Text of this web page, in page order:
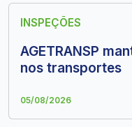
INSPEÇÕES
AGETRANSP
nos transportes
05/08/2026